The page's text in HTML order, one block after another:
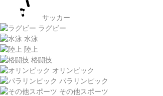
サッカー
ラグビー
水泳
陸上
格闘技
オリンピック
パラリンピック
その他スポーツ